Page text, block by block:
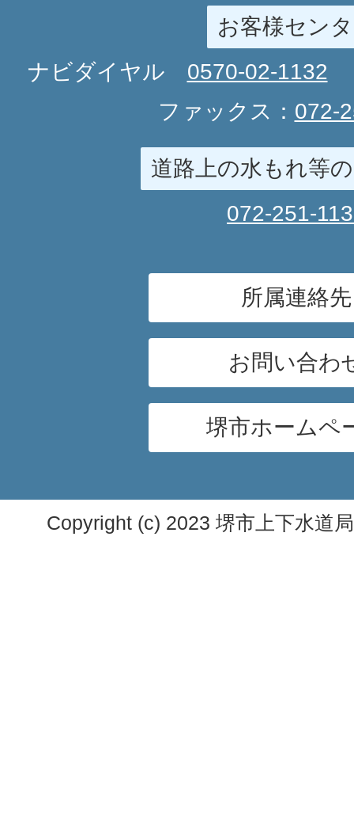
お客様セン
ナビダイヤル 0570-02-1132
ファックス： 072-
道路上の水もれ等
072-251-
所属連絡先
お問い合わ
堺市ホームペ
Copyright (c) 2023 堺市上下水道